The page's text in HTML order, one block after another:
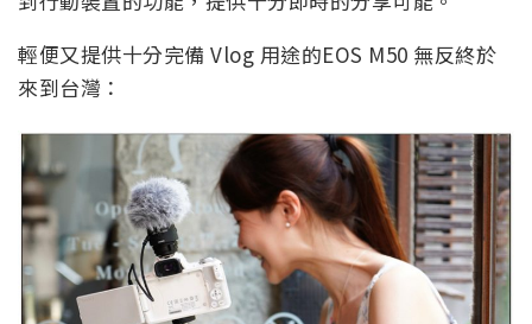
輕便又提供十分完備 Vlog 用途的EOS M50 無反終於
來到台灣：